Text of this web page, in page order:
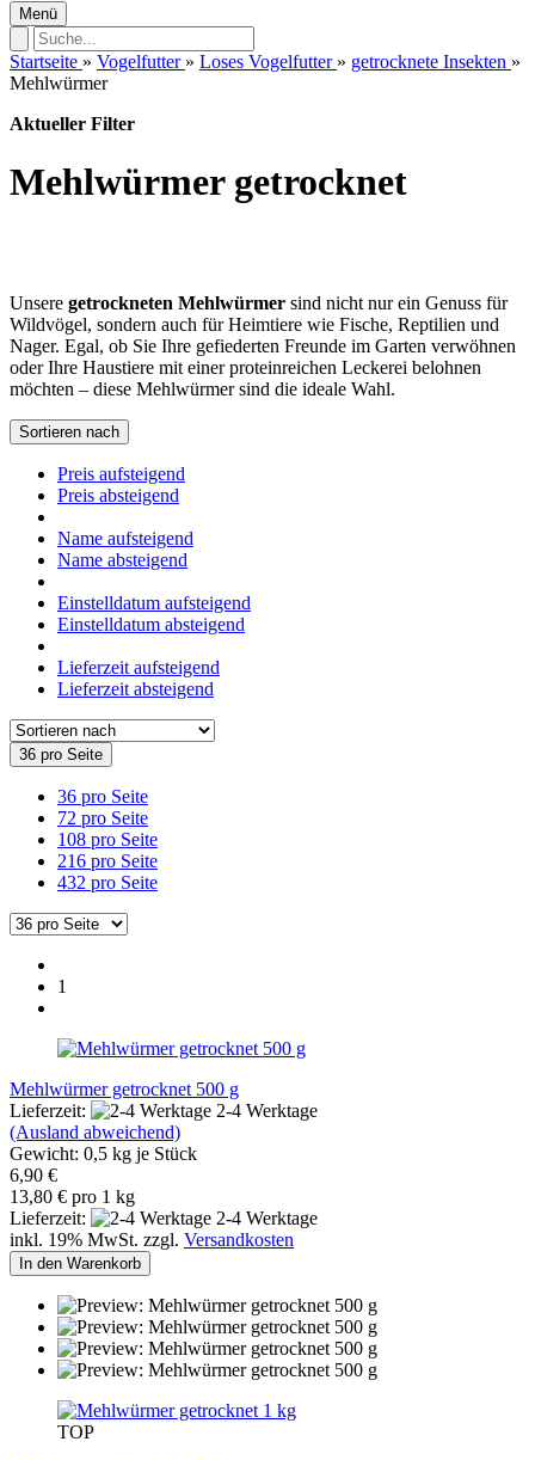
Menü
Startseite » Vogelfutter » Loses Vogelfutter » getrocknete Insekten »
Mehlwürmer
Aktueller Filter
Mehlwürmer getrocknet
Unsere getrockneten Mehlwürmer sind nicht nur ein Genuss für
Wildvögel, sondern auch für Heimtiere wie Fische, Reptilien und
Nager. Egal, ob Sie Ihre gefiederten Freunde im Garten verwöhnen
oder Ihre Haustiere mit einer proteinreichen Leckerei belohnen
möchten – diese Mehlwürmer sind die ideale Wahl.
Sortieren nach
Preis aufsteigend
Preis absteigend
Name aufsteigend
Name absteigend
Einstelldatum aufsteigend
Einstelldatum absteigend
Lieferzeit aufsteigend
Lieferzeit absteigend
36 pro Seite
36 pro Seite
72 pro Seite
108 pro Seite
216 pro Seite
432 pro Seite
1
Mehlwürmer getrocknet 500 g
Lieferzeit:
2-4 Werktage
(Ausland abweichend)
Gewicht: 0,5 kg je Stück
6,90 €
13,80 € pro 1 kg
Lieferzeit:
2-4 Werktage
inkl. 19% MwSt. zzgl. Versandkosten
In den Warenkorb
TOP